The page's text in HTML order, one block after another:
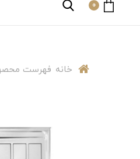
0
خانه فهرست